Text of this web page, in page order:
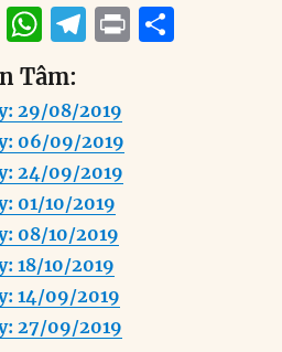
M W
h
at
s
A
p
p
T
e
g
r
a
m
P
Tâm:
29/08/2019
06/09/2019
24/09/2019
01/10/2019
08/10/2019
18/10/2019
14/09/2019
27/09/2019